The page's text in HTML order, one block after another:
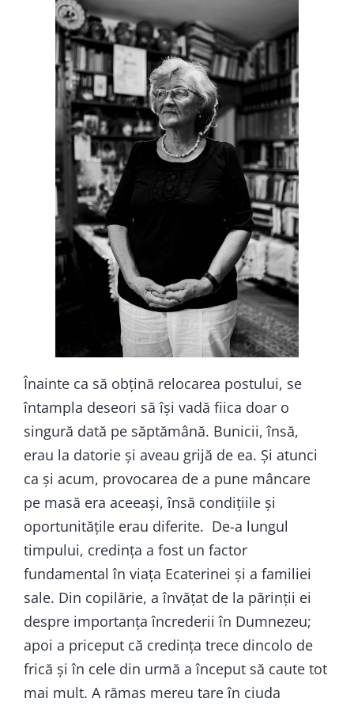
Înainte ca să obțină relocarea postului, se
întampla deseori să își vadă fiica doar o
singură dată pe săptămână. Bunicii, însă,
erau la datorie și aveau grijă de ea. Și atunci
ca și acum, provocarea de a pune mâncare
pe masă era aceeași, însă condițiile și
oportunitățile erau diferite. De-a lungul
timpului, credința a fost un factor
fundamental în viața Ecaterinei și a familiei
sale. Din copilărie, a învățat de la părinții ei
despre importanța încrederii în Dumnezeu;
apoi a priceput că credința trece dincolo de
frică și în cele din urmă a început să caute tot
mai mult. A rămas mereu tare în ciuda